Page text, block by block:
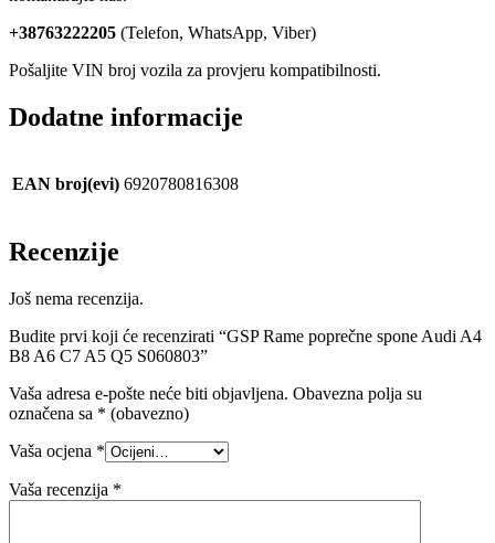
+38763222205 (Telefon, WhatsApp, Viber)
Pošaljite VIN broj vozila za provjeru kompatibilnosti.
Dodatne informacije
EAN broj(evi) 6920780816308
Recenzije
Još nema recenzija.
Budite prvi koji će recenzirati “GSP Rame poprečne spone Audi A4
B8 A6 C7 A5 Q5 S060803”
Vaša adresa e-pošte neće biti objavljena. Obavezna polja su
označena sa * (obavezno)
Vaša ocjena *
Vaša recenzija *